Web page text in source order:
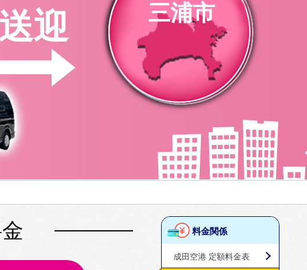
三浦市
迎
料金関係
成田空港 定額料金表